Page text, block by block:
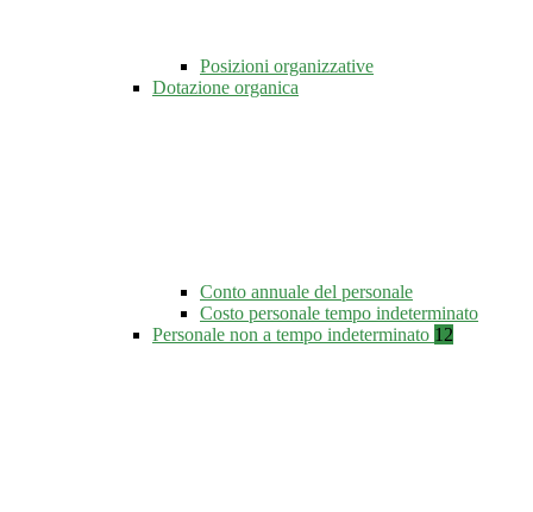
Posizioni organizzative
Dotazione organica
Conto annuale del personale
Costo personale tempo indeterminato
Personale non a tempo indeterminato 12